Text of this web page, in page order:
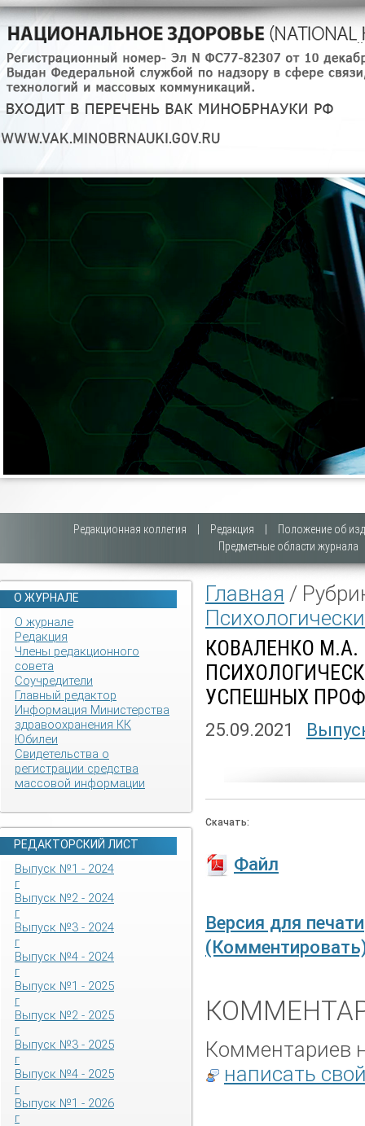
Редакционная коллегия Редакция
Положение об
Предметные области журнала
О ЖУРНАЛЕ
О журнале
Редакция
Члены редакционного
совета
Соучредители
Главный редактор
Информация Министерства
здравоохранения КК
Юбилеи
Свидетельства о
регистрации средства
массовой информации
РЕДАКТОРСКИЙ ЛИСТ
Выпуск №1 - 2024
г
Выпуск №2 - 2024
г
Выпуск №3 - 2024
г
Выпуск №4 - 2024
г
Выпуск №1 - 2025
г
Выпуск №2 - 2025
г
Выпуск №3 - 2025
г
Выпуск №4 - 2025
г
Выпуск №1 - 2026
г
Главная /
КОВАЛЕНКО
УСПЕШНЫХ
25.09.2021
Скачать:
Файл
Версия для печати
Комментариев
написать